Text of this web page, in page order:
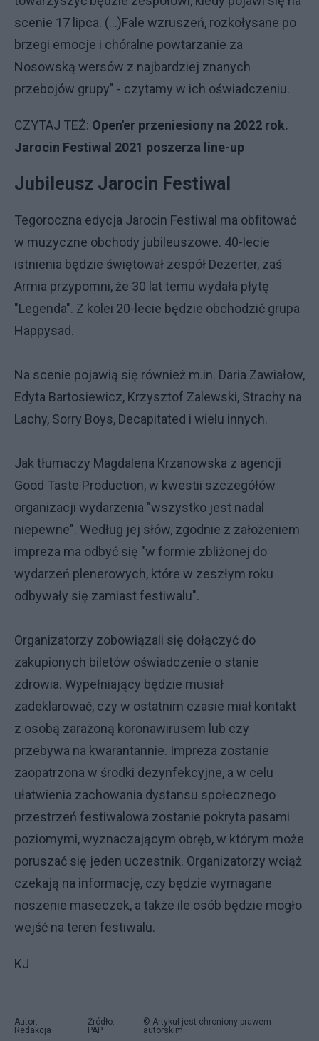
scenie 17 lipca. (...)Fale wzruszeń, rozkołysane po
brzegi emocje i chóralne powtarzanie za
Nosowską wersów z najbardziej znanych
przebojów grupy" - czytamy w ich oświadczeniu.
CZYTAJ TEŻ: Open'er przeniesiony na 2022 rok.
Jarocin Festiwal 2021 poszerza line-up
Jubileusz Jarocin Festiwal
Tegoroczna edycja Jarocin Festiwal ma obfitować
w muzyczne obchody jubileuszowe. 40-lecie
istnienia będzie świętował zespół Dezerter, zaś
Armia przypomni, że 30 lat temu wydała płytę
"Legenda". Z kolei 20-lecie będzie obchodzić grupa
Happysad.
Na scenie pojawią się również m.in. Daria Zawiałow,
Edyta Bartosiewicz, Krzysztof Zalewski, Strachy na
Lachy, Sorry Boys, Decapitated i wielu innych.
Jak tłumaczy Magdalena Krzanowska z agencji
Good Taste Production, w kwestii szczegółów
organizacji wydarzenia "wszystko jest nadal
niepewne". Według jej słów, zgodnie z założeniem
impreza ma odbyć się "w formie zbliżonej do
wydarzeń plenerowych, które w zeszłym roku
odbywały się zamiast festiwalu".
Organizatorzy zobowiązali się dołączyć do
zakupionych biletów oświadczenie o stanie
zdrowia. Wypełniający będzie musiał
zadeklarować, czy w ostatnim czasie miał kontakt
z osobą zarażoną koronawirusem lub czy
przebywa na kwarantannie. Impreza zostanie
zaopatrzona w środki dezynfekcyjne, a w celu
ułatwienia zachowania dystansu społecznego
przestrzeń festiwalowa zostanie pokryta pasami
poziomymi, wyznaczającym obręb, w którym może
poruszać się jeden uczestnik. Organizatorzy wciąż
czekają na informację, czy będzie wymagane
noszenie maseczek, a także ile osób będzie mogło
wejść na teren festiwalu.
KJ
Autor:
Redakcja
Źródło:
PAP
© Artykuł jest chroniony prawem
autorskim.